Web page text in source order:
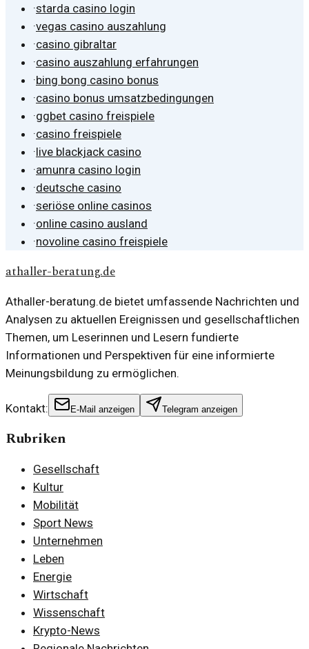
·starda casino login
·vegas casino auszahlung
·casino gibraltar
·casino auszahlung erfahrungen
·bing bong casino bonus
·casino bonus umsatzbedingungen
·ggbet casino freispiele
·casino freispiele
·live blackjack casino
·amunra casino login
·deutsche casino
·seriöse online casinos
·online casino ausland
·novoline casino freispiele
athaller-beratung.de
Athaller-beratung.de bietet umfassende Nachrichten und
Analysen zu aktuellen Ereignissen und gesellschaftlichen
Themen, um Leserinnen und Lesern fundierte
Informationen und Perspektiven für eine informierte
Meinungsbildung zu ermöglichen.
Kontakt: E-Mail anzeigen Telegram anzeigen
Rubriken
Gesellschaft
Kultur
Mobilität
Sport News
Unternehmen
Leben
Energie
Wirtschaft
Wissenschaft
Krypto-News